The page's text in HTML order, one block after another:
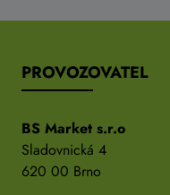
PROVOZOVATEL
BS Market s.r.o
Sladovnická 4
620 00 Brno